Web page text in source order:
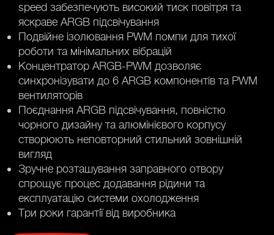
speed забезпечують високий тиск повітря та
яскраве ARGB підсвічування
Подвійне ізолювання PWM помпи для тихої
роботи та мінімальних вібрацій
Концентратор ARGB-PWM дозволяє
синхронізувати до 6 ARGB компонентів та PWM
вентиляторів
Поєднання ARGB підсвічування, повністю
чорного дизайну та алюмінієвого корпусу
створюють неповторний стильний зовнішній
вигляд
Зручне розташування заправного отвору
спрощує процес додавання рідини та
експлуатацію системи охолодження
Три роки гарантії від виробника